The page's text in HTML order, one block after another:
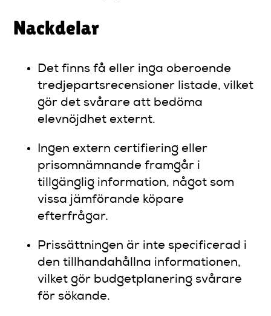
Nackdelar
Det finns få eller inga oberoende
tredjepartsrecensioner listade, vilket
gör det svårare att bedöma
elevnöjdhet externt.
Ingen extern certifiering eller
prisomnämnande framgår i
tillgänglig information, något som
vissa jämförande köpare
efterfrågar.
Prissättningen är inte specificerad i
den tillhandahållna informationen,
vilket gör budgetplanering svårare
för sökande.